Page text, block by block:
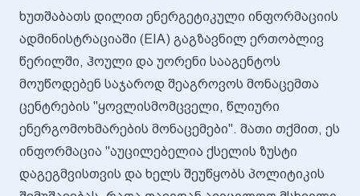
ხუთშაბათს დილით ენერგეტიკული ინფორმაციის
ადმინისტრაციაში (EIA) გაგზავნილ ერთობლივ
წერილში, ჰოული და უორენი სააგენტოს
მოუწოდებენ საჯაროდ შეაგროვოს მონაცემთა
ცენტრების "ყოვლისმომცველი, წლიური
ენერგომოხმარების მონაცემები". მათი თქმით, ეს
ინფორმაცია "აუცილებელია ქსელის ზუსტი
დაგეგმვისთვის და ხელს შეუწყობს პოლიტიკის